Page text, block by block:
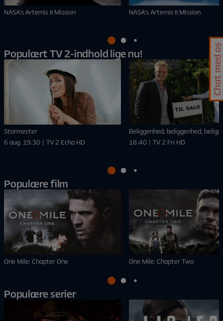
NASA's Artemis II Mission NASA's Artemis II Mission
Populært TV 2-indhold lige nu!
Stormester
6 aug. 19.30 | TV 2 Echo HD
Beliggenhed, beliggenhed,
18.40 | TV 2 Fri HD
Populære film
One Mile: Chapter One One Mile: Chapter Two
Populære serier
Chat med os